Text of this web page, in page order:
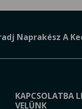
Naprakész A
KAPCSOLATBA
VELÜNK